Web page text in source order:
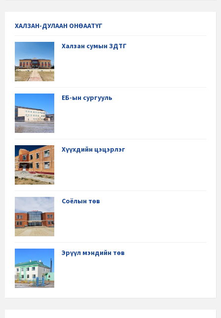
ХАЛЗАН-ДУЛААН ОНӨААТҮГ
Халзан сумын ЗДТГ
ЕБ-ын сургууль
Хүүхдийн цэцэрлэг
Соёлын төв
Эрүүл мэндийн төв